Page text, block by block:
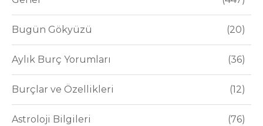
Bugün Gökyüzü 20
Aylık Burç Yorumları 36
Burçlar ve Özellikleri 12
Astroloji Bilgileri 76